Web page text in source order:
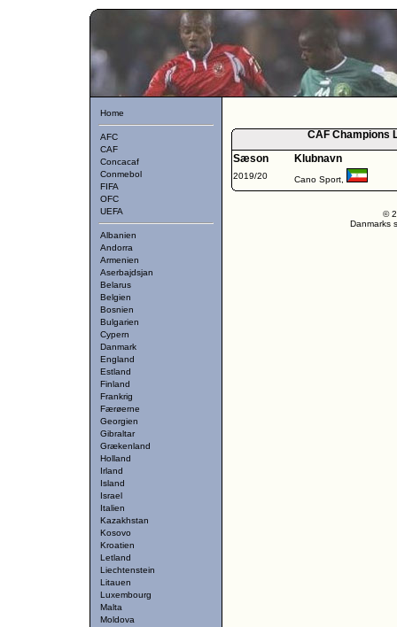
Home
AFC
CAF
Concacaf
Conmebol
FIFA
OFC
UEFA
Albanien
Andorra
Armenien
Aserbajdsjan
Belarus
Belgien
Bosnien
Bulgarien
Cypern
Danmark
England
Estland
Finland
Frankrig
Færøerne
Georgien
Gibraltar
Grækenland
Holland
Irland
Island
Israel
Italien
Kazakhstan
Kosovo
Kroatien
Letland
Liechtenstein
Litauen
Luxembourg
Malta
Moldova
CAF Champions
Sæson
Klubnavn
2019/20 Cano Sport,
©
Danmarks